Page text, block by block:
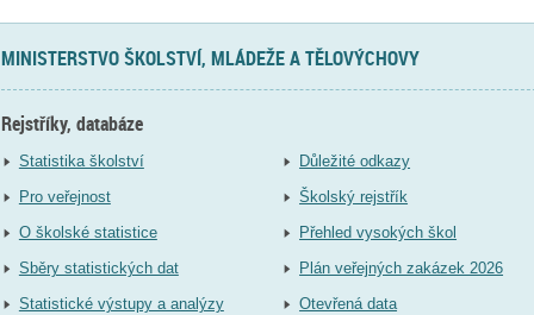
MINISTERSTVO ŠKOLSTVÍ, MLÁDEŽE A TĚLOVÝCHOVY
Rejstříky, databáze
Statistika školství
Pro veřejnost
O školské statistice
Sběry statistických dat
Statistické výstupy a analýzy
Důležité odkazy
Školský rejstřík
Přehled vysokých škol
Plán veřejných zakázek 2026
Otevřená data